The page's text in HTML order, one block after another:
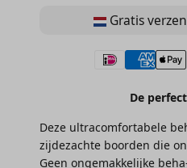
Gratis
De
Deze ultracomfortabele
zijdezachte boorden die
Geen ongemakkelijke